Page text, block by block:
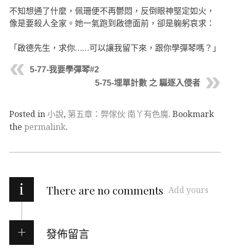
不知想通了什麼，佩珊便不再鬱悶，反倒眼神堅定如火，
像是要殺人全家。她一氣跑到啟德面前，卻是躹躬哀求：
「啟德先生，求你……可以讓我留下來，跟你學彈琴嗎？」
5-77-我要學彈琴#2
5-75-埋單計數 之 驅逐入侵者
Posted in小說, 第五章：弊傢伙 南丫有色魔. Bookmark
the permalink.
i There are no comments Add yours
發佈留言